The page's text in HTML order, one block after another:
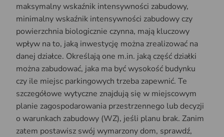
maksymalny wskaźnik intensywności zabudowy,
minimalny wskaźnik intensywności zabudowy czy
powierzchnia biologicznie czynna, mają kluczowy
wpływ na to, jaką inwestycję można zrealizować na
danej działce. Określają one m.in. jaką część działki
można zabudować, jaka ma być wysokość budynku
czy ile miejsc parkingowych trzeba zapewnić. Te
szczegółowe wytyczne znajdują się w miejscowym
planie zagospodarowania przestrzennego lub decyzji
o warunkach zabudowy (WZ), jeśli planu brak. Zanim
zatem postawisz swój wymarzony dom, sprawdź,